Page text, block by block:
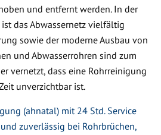
und entfernt werden. In der
das Abwassernetz vielfältig
sowie der moderne Ausbau von
und Abwasserrohren sind zum
vernetzt, dass eine Rohrreinigung
unverzichtbar ist.
(ahnatal) mit 24 Std. Service
zuverlässig bei Rohrbrüchen,